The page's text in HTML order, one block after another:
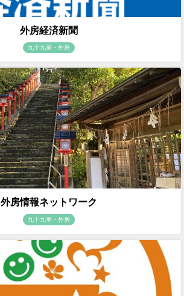
外房経済新聞
九十九里・外房
外房情報ネットワーク
九十九里・外房